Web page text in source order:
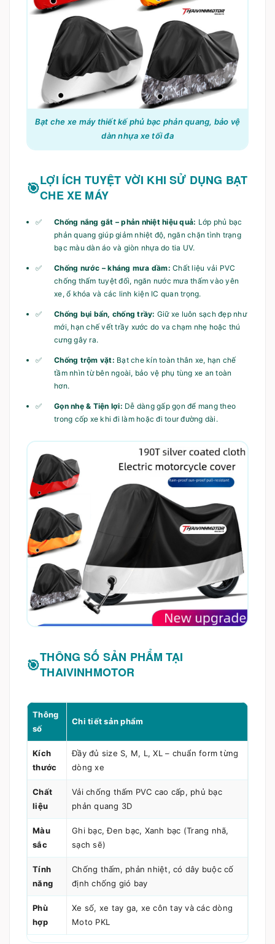
Bạt che xe máy thiết kế phủ bạc phản quang, bảo vệ
dàn nhựa xe tối đa
LỢI ÍCH TUYỆT VỜI KHI SỬ DỤNG BẠT
CHE XE MÁY
Chống nắng gắt – phản nhiệt hiệu quả: Lớp phủ bạc
phản quang giúp giảm nhiệt độ, ngăn chặn tình trạng
bạc màu dàn áo và giòn nhựa do tia UV.
Chống nước – kháng mưa dầm: Chất liệu vải PVC
chống thấm tuyệt đối, ngăn nước mưa thấm vào yên
xe, ổ khóa và các linh kiện IC quan trọng.
Chống bụi bẩn, chống trầy: Giữ xe luôn sạch đẹp như
mới, hạn chế vết trầy xước do va chạm nhẹ hoặc thú
cưng gây ra.
Chống trộm vặt: Bạt che kín toàn thân xe, hạn chế
tầm nhìn từ bên ngoài, bảo vệ phụ tùng xe an toàn
hơn.
Gọn nhẹ & Tiện lợi: Dễ dàng gấp gọn để mang theo
trong cốp xe khi đi làm hoặc đi tour đường dài.
THÔNG SỐ SẢN PHẨM TẠI
THAIVINHMOTOR
Thông
số
Chi tiết sản phẩm
Kích
thước
Đầy đủ size S, M, L, XL – chuẩn form từng
dòng xe
Chất
liệu
Vải chống thấm PVC cao cấp, phủ bạc
phản quang 3D
Màu
sắc
Ghi bạc, Đen bạc, Xanh bạc (Trang nhã,
sạch sẽ)
Tính
năng
Chống thấm, phản nhiệt, có dây buộc cố
định chống gió bay
Phù
hợp
Xe số, xe tay ga, xe côn tay và các dòng
Moto PKL